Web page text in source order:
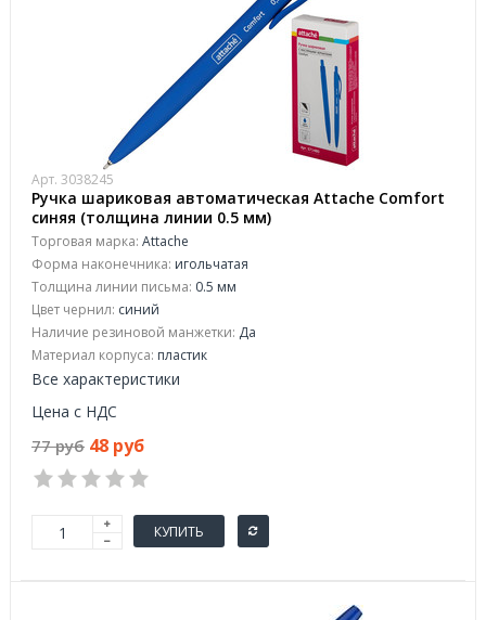
Арт. 3038245
Ручка шариковая автоматическая Attache Comfort
синяя (толщина линии 0.5 мм)
Торговая марка: Attache
Форма наконечника: игольчатая
Толщина линии письма: 0.5 мм
Цвет чернил: синий
Наличие резиновой манжетки: Да
Материал корпуса: пластик
Все характеристики
Цена с НДС
77 руб 48 руб
КУПИТЬ